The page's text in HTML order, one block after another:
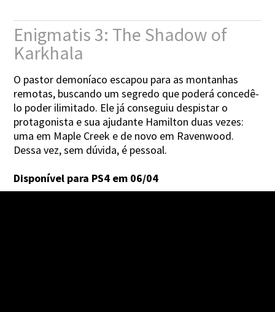
Enigmatis 3: The Shadow of
Karkhala
O pastor demoníaco escapou para as montanhas
remotas, buscando um segredo que poderá concedê-
lo poder ilimitado. Ele já conseguiu despistar o
protagonista e sua ajudante Hamilton duas vezes:
uma em Maple Creek e de novo em Ravenwood.
Dessa vez, sem dúvida, é pessoal.
Disponível para PS4 em 06/04